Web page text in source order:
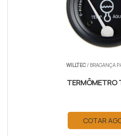
WILLTEC/ BRAGANÇA
TERMÔMETRO
COTAR